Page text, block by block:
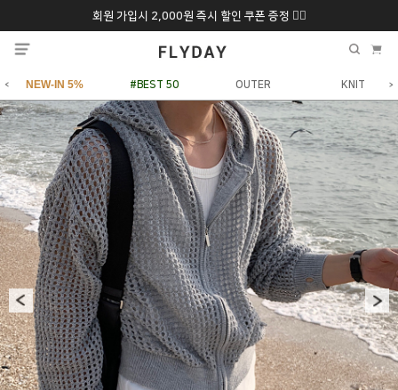
회원 가입시 2,000원 즉시 할인 쿠폰 증정 ❤️‍🔥
추석 특별 할인 10~20% 9/6 화 ~ 9/12월
NEW-IN 5% #BEST 50 OUTER KNIT